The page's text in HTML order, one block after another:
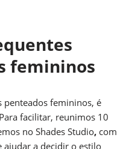
femininos
penteados femininos, é
facilitar, reunimos 10
no Shades Studio, com
ajudar a decidir o estilo